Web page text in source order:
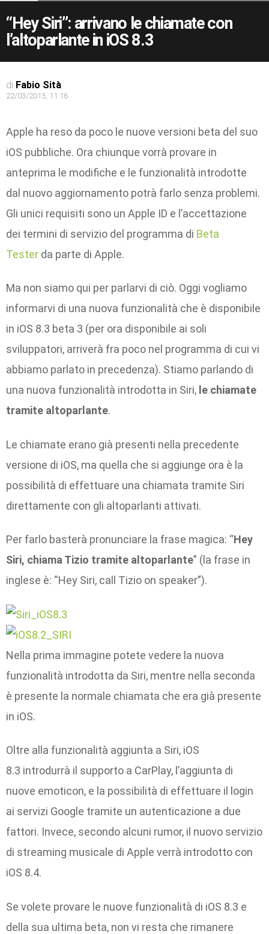
“Hey Siri”: arrivano le chiamate con
l’altoparlante in iOS 8.3
di Fabio Sità
22/03/2015, 11:16
Apple ha reso da poco le nuove versioni beta del suo
iOS pubbliche. Ora chiunque vorrà provare in
anteprima le modifiche e le funzionalità introdotte
dal nuovo aggiornamento potrà farlo senza problemi.
Gli unici requisiti sono un Apple ID e l’accettazione
dei termini di servizio del programma di Beta
Tester da parte di Apple.
Ma non siamo qui per parlarvi di ciò. Oggi vogliamo
informarvi di una nuova funzionalità che è disponibile
in iOS 8.3 beta 3 (per ora disponibile ai soli
sviluppatori, arriverà fra poco nel programma di cui vi
abbiamo parlato in precedenza). Stiamo parlando di
una nuova funzionalità introdotta in Siri, le chiamate
tramite altoparlante.
Le chiamate erano già presenti nella precedente
versione di iOS, ma quella che si aggiunge ora è la
possibilità di effettuare una chiamata tramite Siri
direttamente con gli altoparlanti attivati.
Per farlo basterà pronunciare la frase magica: “Hey
Siri, chiama Tizio tramite altoparlante” (la frase in
inglese è: “Hey Siri, call Tizio on speaker”).
Nella prima immagine potete vedere la nuova
funzionalità introdotta da Siri, mentre nella seconda
è presente la normale chiamata che era già presente
in iOS.
Oltre alla funzionalità aggiunta a Siri, iOS
8.3 introdurrà il supporto a CarPlay, l’aggiunta di
nuove emoticon, e la possibilità di effettuare il login
ai servizi Google tramite un autenticazione a due
fattori. Invece, secondo alcuni rumor, il nuovo servizio
di streaming musicale di Apple verrà introdotto con
iOS 8.4.
Se volete provare le nuove funzionalità di iOS 8.3 e
della sua ultima beta, non vi resta che rimanere